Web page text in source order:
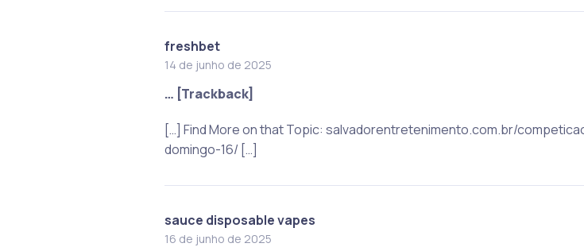
freshbet
14 de junho de 2025
… [Trackback]
[…] Find More on that Topic: salvadorentretenimento.com.br/
domingo-16/ […]
sauce disposable vapes
16 de junho de 2025